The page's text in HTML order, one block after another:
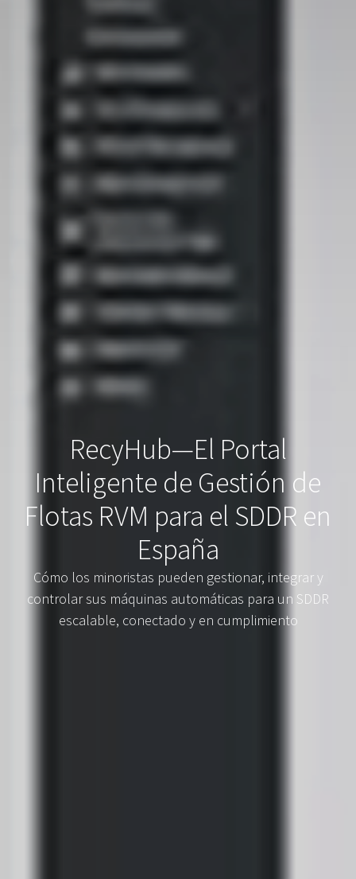
RecyHub—El Portal
Inteligente de Gestión de
Flotas RVM para el SDDR en
España
Cómo los minoristas pueden gestionar, integrar y
controlar sus máquinas automáticas para un SDDR
escalable, conectado y en cumplimiento